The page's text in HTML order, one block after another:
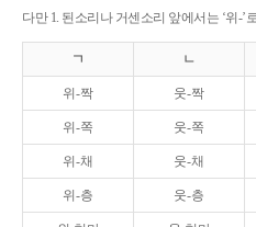
다만 1. 된소리나 거센소리 앞에서는 ‘위-
ㄱ ㄴ
위-짝 웃-짝
위-쪽 웃-쪽
위-채 웃-채
위-층 웃-층